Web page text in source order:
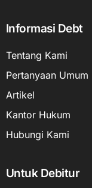
Informasi Debt
Tentang Kami
Pertanyaan Umum
Artikel
Kantor Hukum
Hubungi Kami
Untuk Debitur